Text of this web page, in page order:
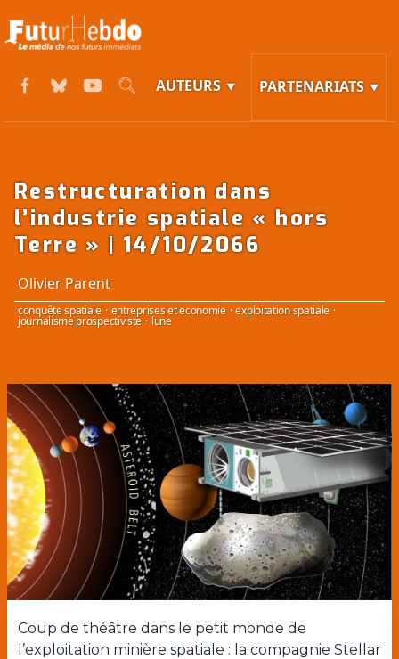
AUTEURS PARTENARIATS
Restructuration dans
l’industrie spatiale « hors
Terre » | 14/10/2066
Olivier Parent
conquête spatiale · entreprises et economie · exploitation spatiale ·
journalisme prospectiviste · lune
Coup de théâtre dans le petit monde de
l’exploitation minière spatiale : la compagnie Stellar